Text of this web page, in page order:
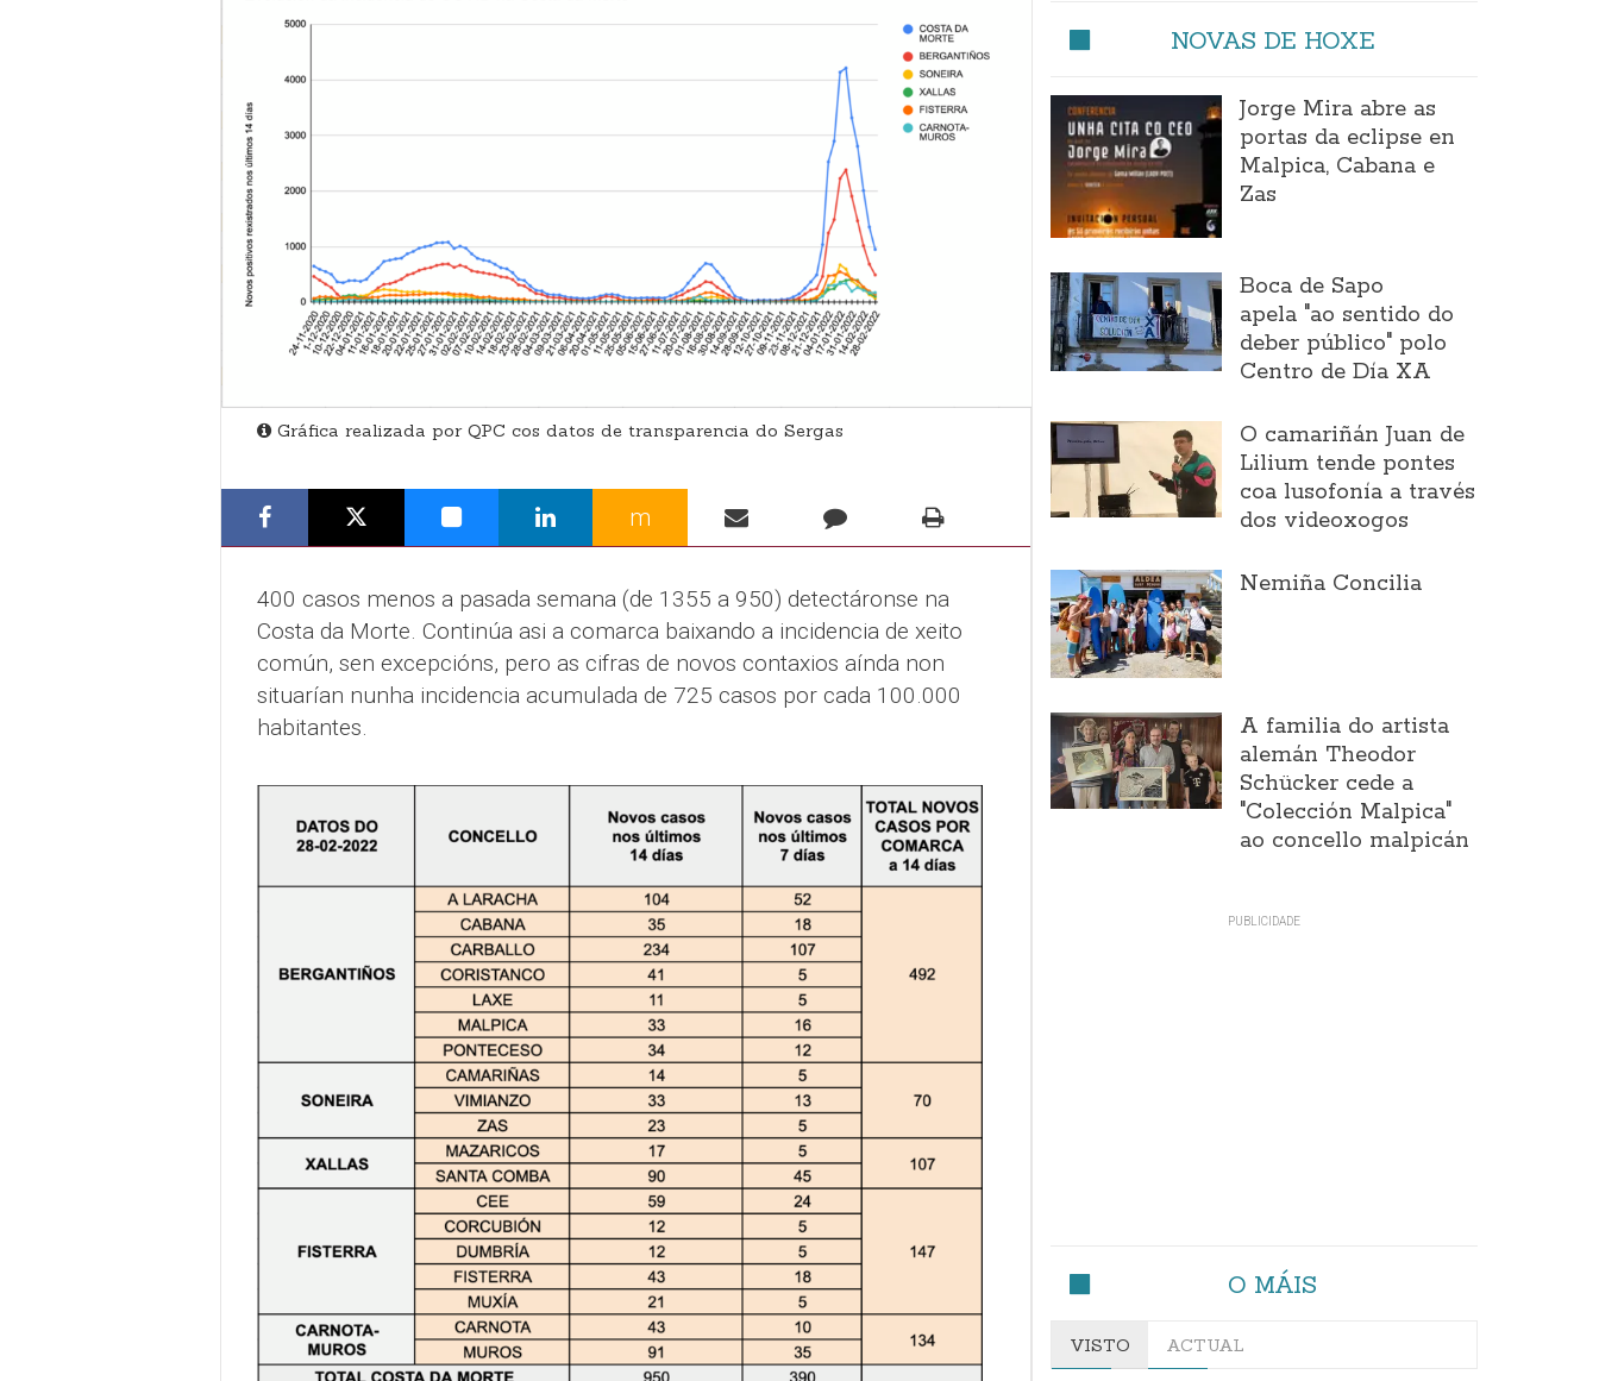
Gráfica realizada por QPC cos datos de transparencia do Sergas
m
400 casos menos a pasada semana (de 1355 a 950) detectáronse na
Costa da Morte. Continúa asi a comarca baixando a incidencia de xeito
común, sen excepcións, pero as cifras de novos contaxios aínda non
situarían nunha incidencia acumulada de 725 casos por cada 100.000
habitantes.
NOVAS DE HOXE
Jorge Mira abre as
portas da eclipse en
Malpica, Cabana e
Zas
Boca de Sapo
apela "ao sentido do
deber público" polo
Centro de Día XA
O camariñán Juan de
Lilium tende pontes
coa lusofonía a través
dos videoxogos
Nemiña Concilia
A familia do artista
alemán Theodor
Schücker cede a
"Colección Malpica"
ao concello malpicán
O MÁIS
VISTO ACTUAL